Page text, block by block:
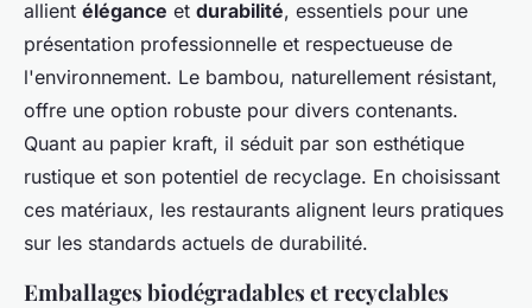
allient élégance et durabilité, essentiels pour une
présentation professionnelle et respectueuse de
l'environnement. Le bambou, naturellement résistant,
offre une option robuste pour divers contenants.
Quant au papier kraft, il séduit par son esthétique
rustique et son potentiel de recyclage. En choisissant
ces matériaux, les restaurants alignent leurs pratiques
sur les standards actuels de durabilité.
Emballages biodégradables et recyclables